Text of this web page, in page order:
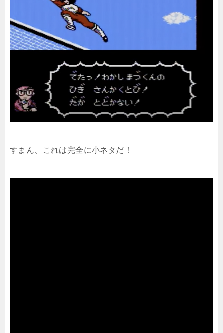
すまん、これは完全に小ネタだ！